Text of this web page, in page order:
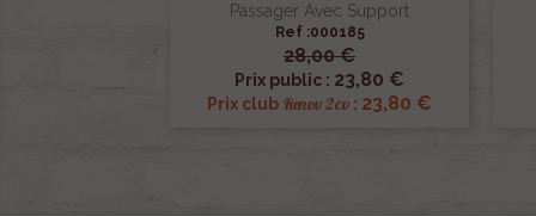
Passager Avec Support
Ref :000185
28,00 €
Prix public : 23,80 €
Prix club Renov 2cv : 23,80 €
 Aperçu rapide